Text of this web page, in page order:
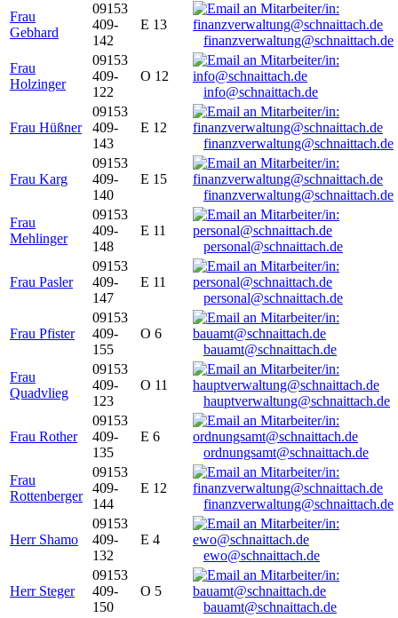
Frau
Gebhard
09153
409-
142
E 13
finanzverwaltung@schnaittach.de
Frau
Holzinger
09153
409-
122
O 12
info@schnaittach.de
Frau Hüßner
09153
409-
143
E 12
finanzverwaltung@schnaittach.de
Frau Karg
09153
409-
140
E 15
finanzverwaltung@schnaittach.de
Frau
Mehlinger
09153
409-
148
E 11
personal@schnaittach.de
Frau Pasler
09153
409-
147
E 11
personal@schnaittach.de
Frau Pfister
09153
409-
155
O 6
bauamt@schnaittach.de
Frau
Quadvlieg
09153
409-
123
O 11
hauptverwaltung@schnaittach.de
Frau Rother
09153
409-
135
E 6
ordnungsamt@schnaittach.de
Frau
Rottenberger
09153
409-
144
E 12
finanzverwaltung@schnaittach.de
Herr Shamo
09153
409-
132
E 4
ewo@schnaittach.de
Herr Steger
09153
409-
150
O 5
bauamt@schnaittach.de